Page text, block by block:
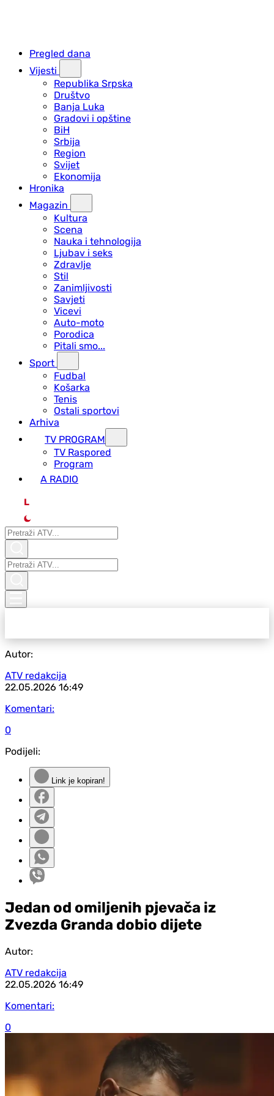
Pregled dana
Vijesti
Republika Srpska
Društvo
Banja Luka
Gradovi i opštine
BiH
Srbija
Region
Svijet
Ekonomija
Hronika
Magazin
Kultura
Scena
Nauka i tehnologija
Ljubav i seks
Zdravlje
Stil
Zanimljivosti
Savjeti
Vicevi
Auto-moto
Porodica
Pitali smo...
Sport
Fudbal
Košarka
Tenis
Ostali sportovi
Arhiva
TV PROGRAM
ТV Raspored
Program
A RADIO
L
Autor:
ATV redakcija
22.05.2026 16:49
Komentari:
0
Podijeli:
Link je kopiran!
Jedan od omiljenih pjevača iz
Zvezda Granda dobio dijete
Autor:
ATV redakcija
22.05.2026 16:49
Komentari:
0